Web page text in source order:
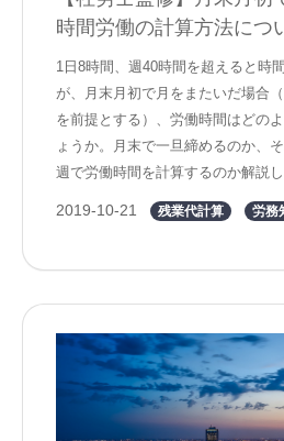
時間労働の計算方法につ
1日8時間、週40時間を超えると時
が、月末月初で月をまたいだ場合
を前提とする）、労働時間はどの
ょうか。月末で一旦締めるのか、
週で労働時間を計算するのか解説し
2019-10-21 残業代計算 労務